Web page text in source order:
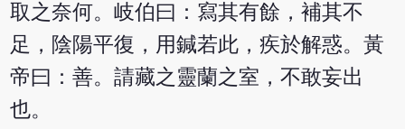
取之奈何。岐伯曰：寫其有餘，補其不
足，陰陽平復，用鍼若此，疾於解惑。黃
帝曰：善。請藏之靈蘭之室，不敢妄出
也。